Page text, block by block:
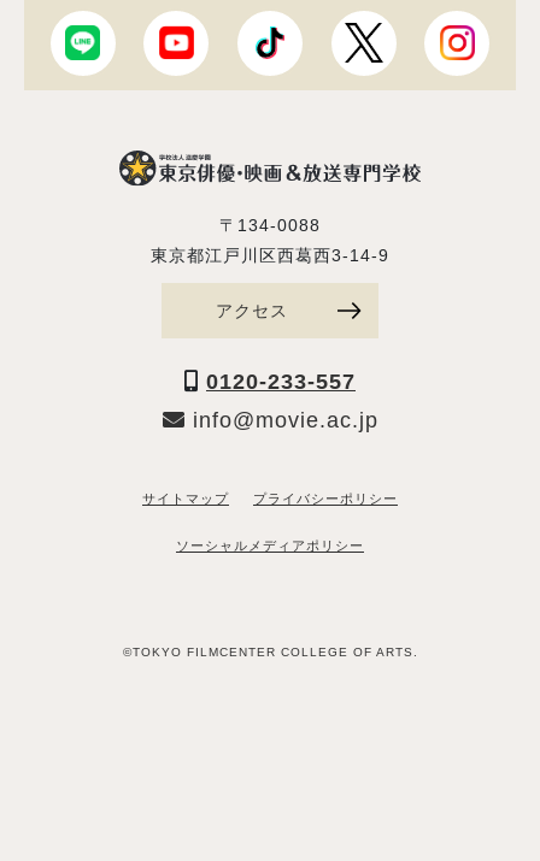
〒134-0088
東京都江戸川区西葛西3-14-9
アクセス
0120-233-557
info@movie.ac.jp
サイトマップ プライバシーポリシー
ソーシャルメディアポリシー
©TOKYO FILMCENTER COLLEGE OF ARTS.